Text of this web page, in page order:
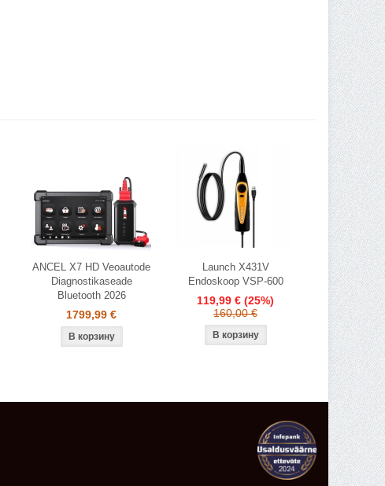
ANCEL X7 HD Veoautode
Diagnostikaseade
Bluetooth 2026
1799,99 €
Launch X431V
Endoskoop VSP-600
119,99 € (25%)
160,00 €